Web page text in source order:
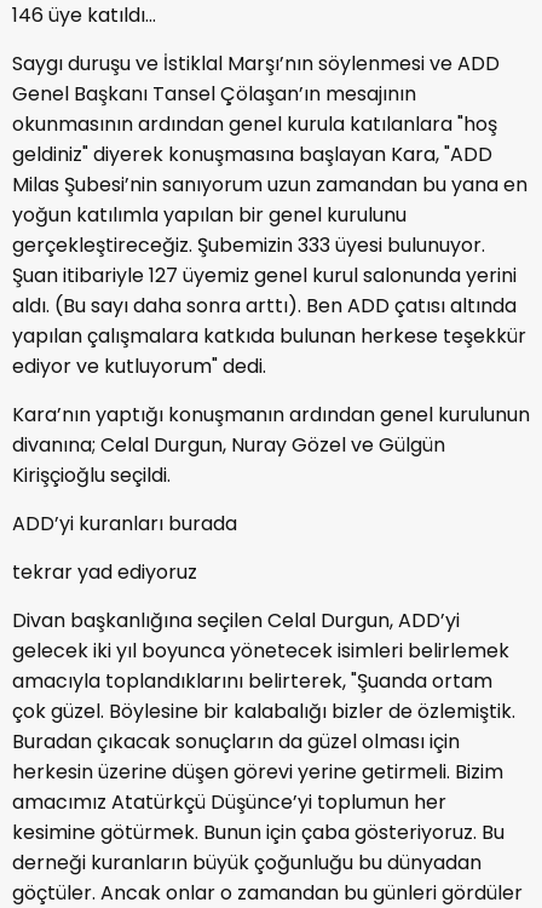
146 üye katıldı…
Saygı duruşu ve İstiklal Marşı’nın söylenmesi ve ADD
Genel Başkanı Tansel Çölaşan’ın mesajının
okunmasının ardından genel kurula katılanlara "hoş
geldiniz" diyerek konuşmasına başlayan Kara, "ADD
Milas Şubesi’nin sanıyorum uzun zamandan bu yana en
yoğun katılımla yapılan bir genel kurulunu
gerçekleştireceğiz. Şubemizin 333 üyesi bulunuyor.
Şuan itibariyle 127 üyemiz genel kurul salonunda yerini
aldı. (Bu sayı daha sonra arttı). Ben ADD çatısı altında
yapılan çalışmalara katkıda bulunan herkese teşekkür
ediyor ve kutluyorum" dedi.
Kara’nın yaptığı konuşmanın ardından genel kurulunun
divanına; Celal Durgun, Nuray Gözel ve Gülgün
Kirişçioğlu seçildi.
ADD’yi kuranları burada
tekrar yad ediyoruz
Divan başkanlığına seçilen Celal Durgun, ADD’yi
gelecek iki yıl boyunca yönetecek isimleri belirlemek
amacıyla toplandıklarını belirterek, "Şuanda ortam
çok güzel. Böylesine bir kalabalığı bizler de özlemiştik.
Buradan çıkacak sonuçların da güzel olması için
herkesin üzerine düşen görevi yerine getirmeli. Bizim
amacımız Atatürkçü Düşünce’yi toplumun her
kesimine götürmek. Bunun için çaba gösteriyoruz. Bu
derneği kuranların büyük çoğunluğu bu dünyadan
göçtüler. Ancak onlar o zamandan bu günleri gördüler